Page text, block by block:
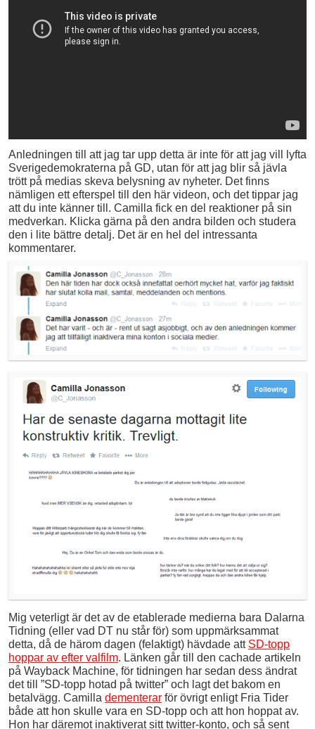
Anledningen till att jag tar upp detta är inte för att jag vill lyfta
Sverigedemokraterna på GD, utan för att jag blir så jävla
trött på medias skeva belysning av nyheter. Det finns
nämligen ett efterspel till den här videon, och det tippar jag
att du inte känner till. Camilla fick en del reaktioner på sin
medverkan. Klicka gärna på den andra bilden och studera
den i lite bättre detalj. Det är en hel del intressanta
kommentarer.
Mig veterligt är det av de etablerade medierna bara Dalarna
Tidning (eller vad DT nu står för) som uppmärksammat
detta, då de härom dagen (felaktigt) hävdade att SD-topp
hoppar av efter valfilm. Länken går till den cachade artikeln
på Wayback Machine, för tidningen har sedan dess ändrat
det till ”SD-topp hotad på twitter” och lagt det bakom en
betalvägg. Camilla dementerar för övrigt enligt Fria Tider
både att hon skulle vara en SD-topp och att hon hoppat av.
Hon har däremot inaktiverat sitt twitter-konto, och så sent